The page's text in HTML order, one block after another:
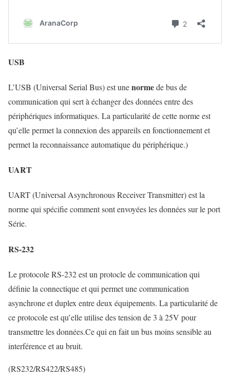
USB
L’USB (Universal Serial Bus) est unenormede bus de
communication qui sert à échanger des données entre des
périphériques informatiques. La particularité de cette norme est
qu’elle permet la connexion des appareils en fonctionnement et
permet la reconnaissance automatique du périphérique.)
UART
UART (Universal Asynchronous Receiver Transmitter) est la
norme qui spécifie comment sont envoyées les données sur le port
Série.
RS-232
Le protocole RS-232 est un protocle de communication qui
définie la connectique et qui permet une communication
asynchrone et duplex entre deux équipements. La particularité de
ce protocole est qu’elle utilise des tension de 3 à 25V pour
transmettre les données.Ce qui en fait un bus moins sensible au
interférence et au bruit.
(RS232/RS422/RS485)